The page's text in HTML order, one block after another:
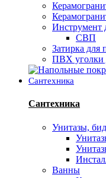
Инструмент
СВП
Затирка для
ПВХ уголки
Сантехника
Сантехника
Унитазы,
Ванны